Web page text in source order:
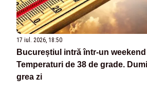
17 iul. 2026, 18:50
Bucureștiul intră într-un
Temperaturi de 38 de grade.
grea zi